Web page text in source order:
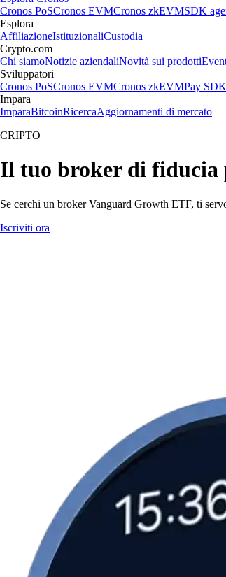
Cronos PoSCronos EVMCronos zkEVMSDK
Esplora
AffiliazioneIstituzionaliCustodia
Crypto.com
Chi siamoNotizie aziendaliNovità sui prodotti
Sviluppatori
Cronos PoSCronos EVMCronos zkEVMPay SDK
Impara
ImparaBitcoinRicercaAggiornamenti di mercato
CRIPTO
Il tuo broker di fiducia
Se cerchi un broker Vanguard Growth ETF, ti
Iscriviti ora